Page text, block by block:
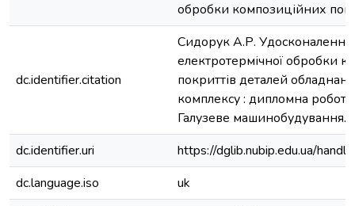
обробки композиційних
dc.identifier.citation
Сидорук А.Р. Удосконалення
електротермічної обробки
покриттів деталей
комплексу : дипломна робота
Галузеве машинобудування.
dc.identifier.uri
https://dglib.nubip.edu.ua/
dc.language.iso
uk